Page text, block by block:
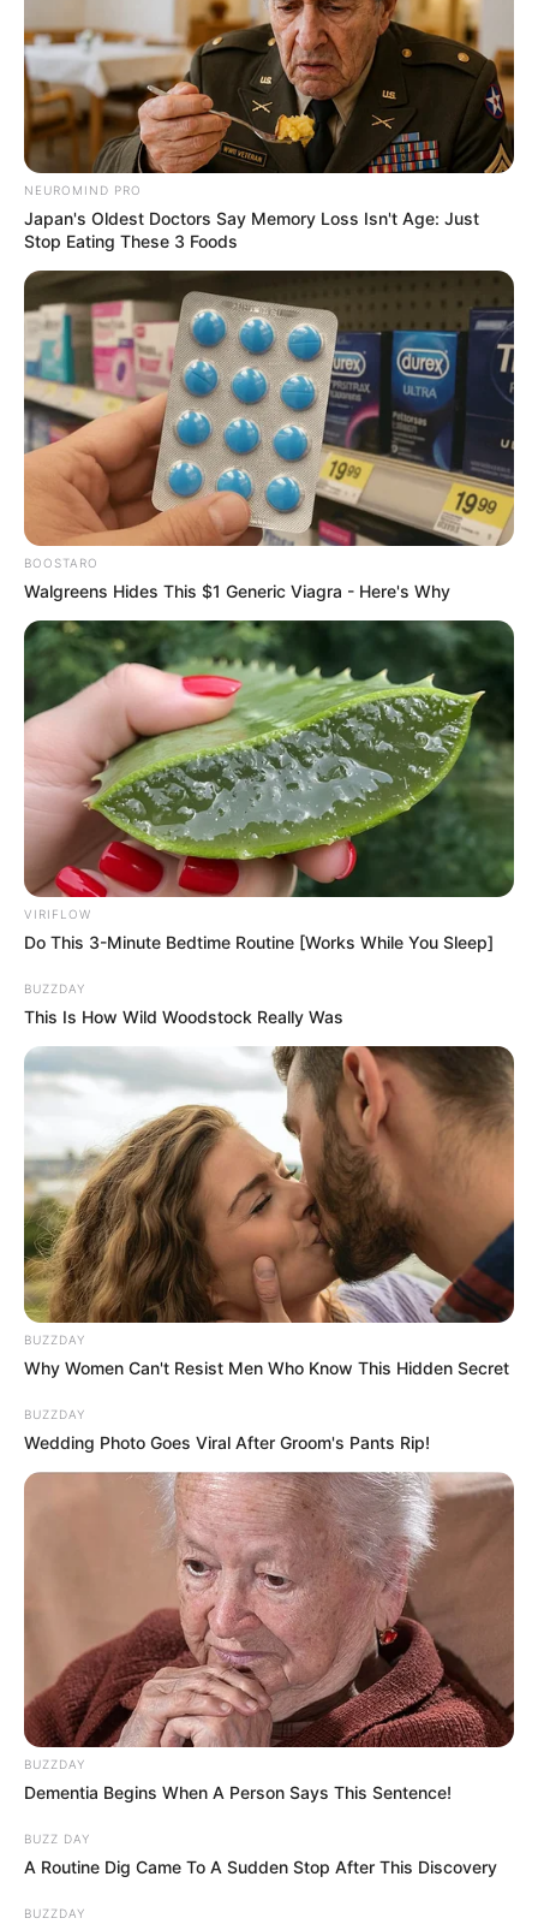
NEUROMIND PRO
Japan's Oldest Doctors Say Memory Loss Isn't Age: Just
Stop Eating These 3 Foods
BOOSTARO
Walgreens Hides This $1 Generic Viagra - Here's Why
VIRIFLOW
Do This 3-Minute Bedtime Routine [Works While You Sleep]
BUZZDAY
This Is How Wild Woodstock Really Was
BUZZDAY
Why Women Can't Resist Men Who Know This Hidden Secret
BUZZDAY
Wedding Photo Goes Viral After Groom's Pants Rip!
BUZZDAY
Dementia Begins When A Person Says This Sentence!
BUZZ DAY
A Routine Dig Came To A Sudden Stop After This Discovery
BUZZDAY